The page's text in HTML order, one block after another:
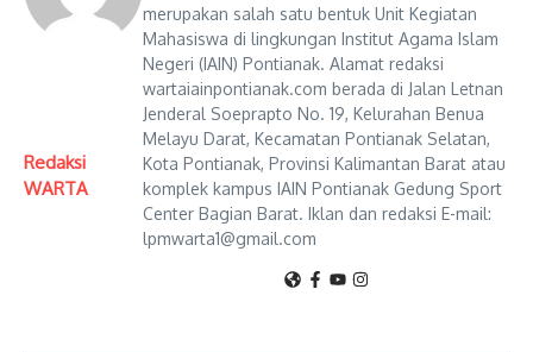
Redaksi
WARTA
merupakan salah satu bentuk Unit Kegiatan
Mahasiswa di lingkungan Institut Agama Islam
Negeri (IAIN) Pontianak. Alamat redaksi
wartaiainpontianak.com berada di Jalan Letnan
Jenderal Soeprapto No. 19, Kelurahan Benua
Melayu Darat, Kecamatan Pontianak Selatan,
Kota Pontianak, Provinsi Kalimantan Barat atau
komplek kampus IAIN Pontianak Gedung Sport
Center Bagian Barat. Iklan dan redaksi E-mail:
lpmwarta1@gmail.com